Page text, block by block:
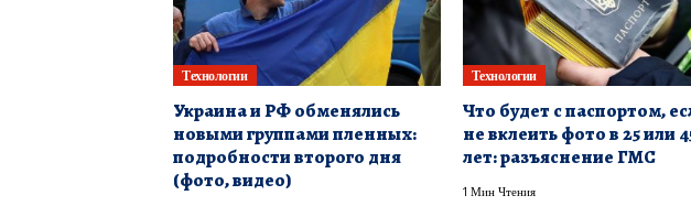
Технологии
Украина и РФ обменялись
новыми группами пленных:
подробности второго дня
(фото, видео)
Технологии
Что будет с паспортом,
не вклеить фото в 25 или
лет: разъяснение ГМС
1 Мин Чтения